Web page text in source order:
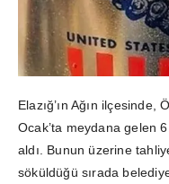
Elazığ’ın Ağın
Ocak’ta meydana gelen
aldı. Bunun üzerine
söküldüğü sırada